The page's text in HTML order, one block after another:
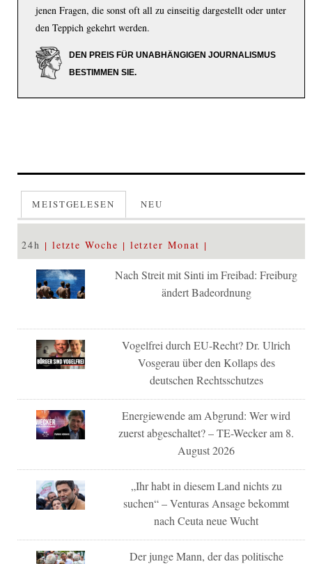
jenen Fragen, die sonst oft all zu einseitig dargestellt oder unter
den Teppich gekehrt werden.
DEN PREIS FÜR UNABHÄNGIGEN JOURNALISMUS
BESTIMMEN SIE.
MEISTGELESEN NEU
24h letzte Woche letzter Monat
Nach Streit mit Sinti im Freibad: Freiburg
ändert Badeordnung
Vogelfrei durch EU-Recht? Dr. Ulrich
Vosgerau über den Kollaps des
deutschen Rechtsschutzes
Energiewende am Abgrund: Wer wird
zuerst abgeschaltet? – TE-Wecker am 8.
August 2026
„Ihr habt in diesem Land nichts zu
suchen“ – Venturas Ansage bekommt
nach Ceuta neue Wucht
Der junge Mann, der das politische